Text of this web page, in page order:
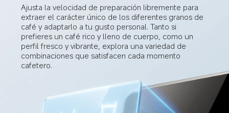
Ajusta la velocidad de preparación libremente para
extraer el carácter único de los diferentes granos de
café y adaptarlo a tu gusto personal. Tanto si
prefieres un café rico y lleno de cuerpo, como un
perfil fresco y vibrante, explora una variedad de
combinaciones que satisfacen cada momento
cafetero.